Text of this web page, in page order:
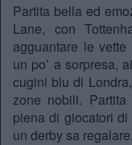
Partita bella ed
Lane, con
agguantare le
un po’ a sorpresa,
cugini blu di
zone nobili.
piena di giocatori di
un derby sa regalare.